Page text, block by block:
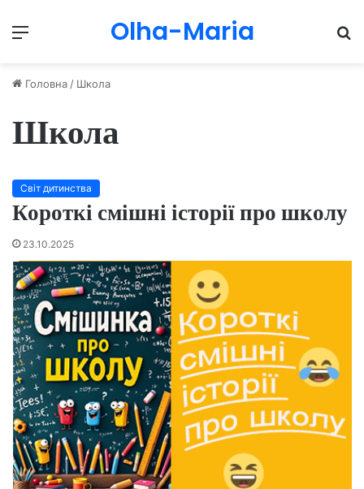
Menu Olha-Maria
Головна / Школа
Школа
Світ дитинства
Короткі смішні історії про школу
23.10.2025